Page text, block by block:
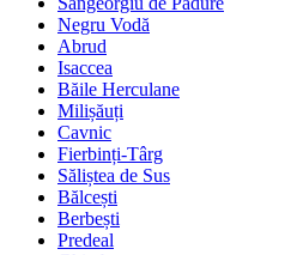
Negru Vodă
Abrud
Isaccea
Băile Herculane
Milișăuți
Cavnic
Fierbinți-Târg
Săliștea de Sus
Bălcești
Berbești
Predeal